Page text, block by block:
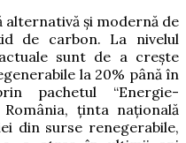
alternativă și modernă de
de carbon. La nivelul
sunt de a crește
la 20% până în
pachetul “Energie-
ținta națională
din surse renegerabile,